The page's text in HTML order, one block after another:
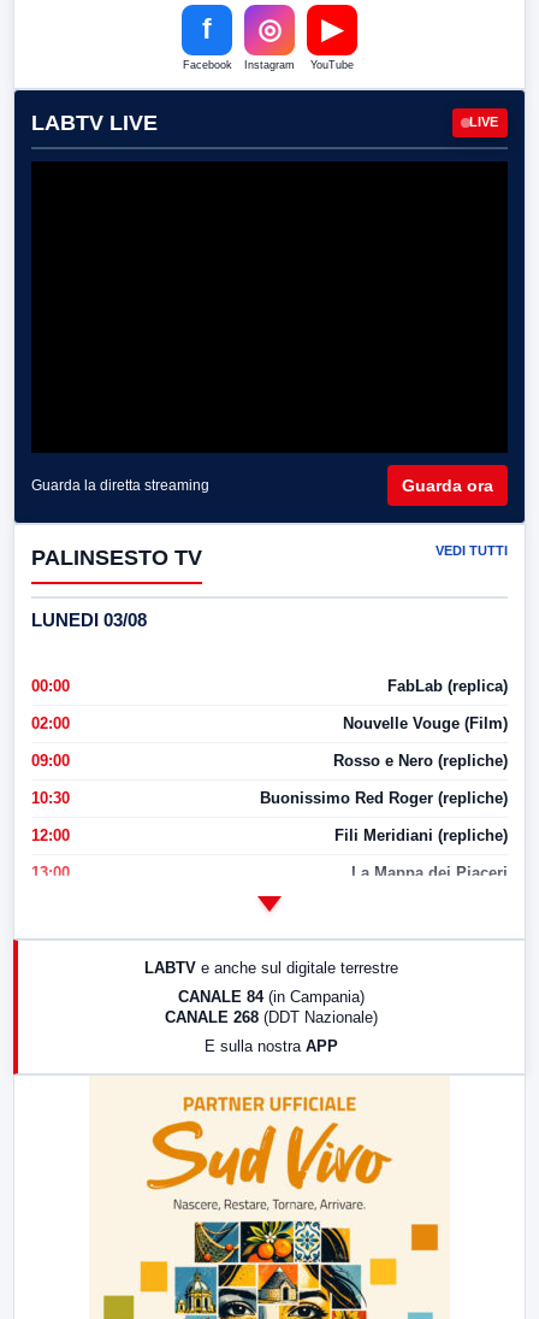
f
Facebook
◎
Instagram
▶
YouTube
LABTV LIVE LIVE
Guarda la diretta streaming Guarda ora
PALINSESTO TV VEDI TUTTI
LUNEDI 03/08
00:00 FabLab (replica)
02:00 Nouvelle Vouge (Film)
09:00 Rosso e Nero (repliche)
10:30 Buonissimo Red Roger (repliche)
12:00 Fili Meridiani (repliche)
13:00 La Mappa dei Piaceri
LABTV e anche sul digitale terrestre
CANALE 84 (in Campania)
CANALE 268 (DDT Nazionale)
E sulla nostra APP